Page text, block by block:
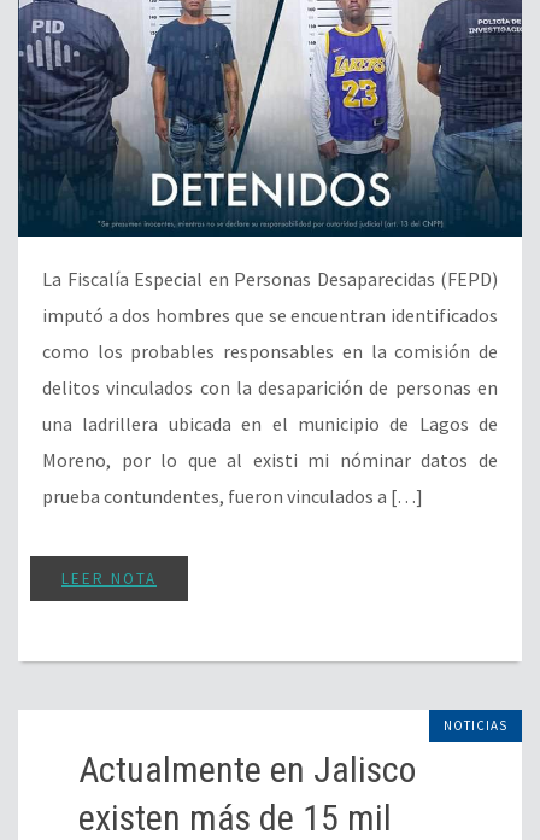
La Fiscalía Especial en Personas Desaparecidas (FEPD)
imputó a dos hombres que se encuentran identificados
como los probables responsables en la comisión de
delitos vinculados con la desaparición de personas en
una ladrillera ubicada en el municipio de Lagos de
Moreno, por lo que al existi mi nóminar datos de
prueba contundentes, fueron vinculados a […]
LEER NOTA
NOTICIAS
Actualmente en Jalisco
existen más de 15 mil